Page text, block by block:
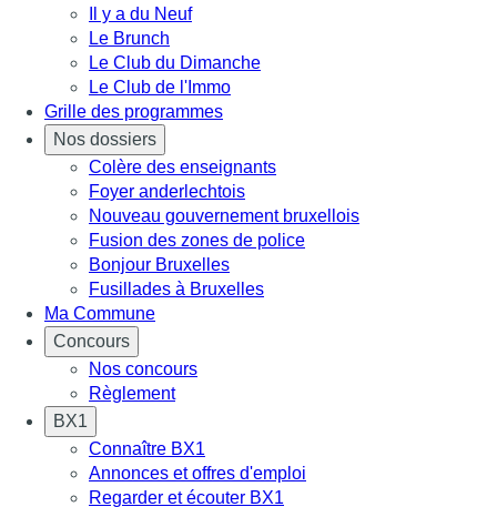
Il y a du Neuf
Le Brunch
Le Club du Dimanche
Le Club de l'Immo
Grille des programmes
Nos dossiers
Colère des enseignants
Foyer anderlechtois
Nouveau gouvernement bruxellois
Fusion des zones de police
Bonjour Bruxelles
Fusillades à Bruxelles
Ma Commune
Concours
Nos concours
Règlement
BX1
Connaître BX1
Annonces et offres d'emploi
Regarder et écouter BX1